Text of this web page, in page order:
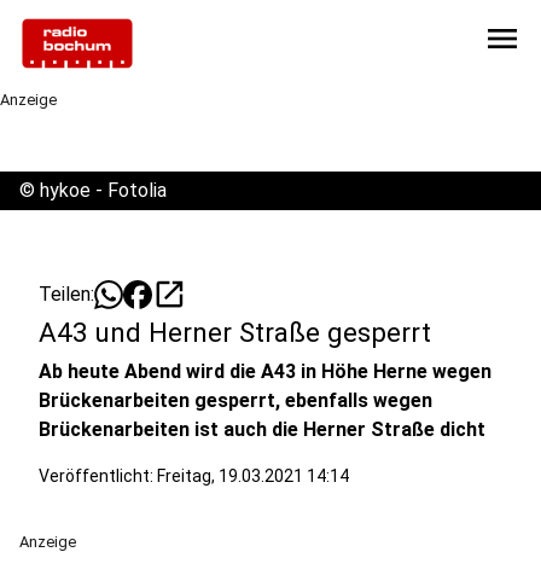
menu
Anzeige
© hykoe - Fotolia
Teilen: open_in_new
A43 und Herner Straße gesperrt
Ab heute Abend wird die A43 in Höhe Herne wegen
Brückenarbeiten gesperrt, ebenfalls wegen
Brückenarbeiten ist auch die Herner Straße dicht
Veröffentlicht: Freitag, 19.03.2021 14:14
Anzeige